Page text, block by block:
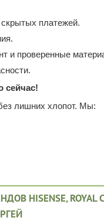
платежей.
и проверенные
сейчас!
лишних хлопот. Мы:
ROYAL